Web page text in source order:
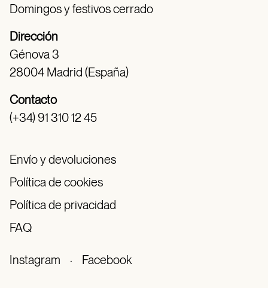
Domingos y festivos cerrado
Dirección
Génova 3
28004 Madrid (España)
Contacto
(+34) 91 310 12 45
Envío y devoluciones
Política de cookies
Política de privacidad
FAQ
Instagram · Facebook